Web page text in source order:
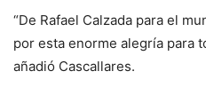
“De Rafael Calzada para el
por esta enorme alegría para
añadió Cascallares.